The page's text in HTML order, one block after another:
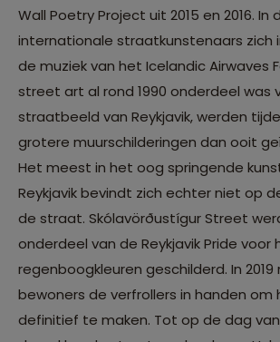
Wall Poetry Project uit 2015 en 2016.
internationale straatkunstenaars zich
de muziek van het Icelandic Airwaves
street art al rond 1990 onderdeel was
straatbeeld van Reykjavik, werden
grotere muurschilderingen dan ooit
Het meest in het oog springende
Reykjavik bevindt zich echter niet op
de straat. Skólavörðustígur Street
onderdeel van de Reykjavik Pride voor
regenboogkleuren geschilderd. In 2019
bewoners de verfrollers in handen om
definitief te maken. Tot op de dag